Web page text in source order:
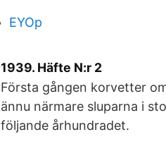
EYOp
1939. Häfte N:r 2
Första gången korvetter
ännu närmare sluparna i
följande århundradet.